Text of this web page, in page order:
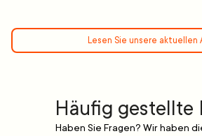
Lesen Sie unsere aktuellen
Häufig gestellte
Haben Sie Fragen? Wir haben